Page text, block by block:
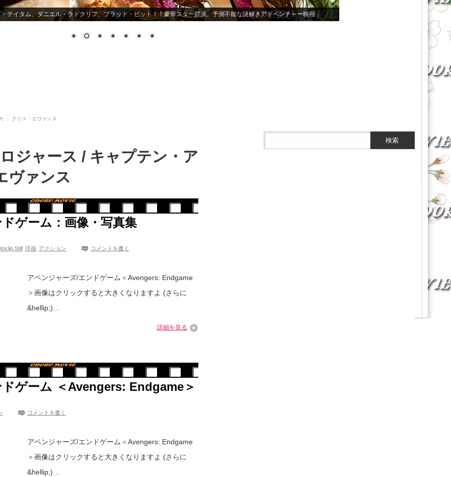
テイタム、ダニエル・ラドクリフ、ブラッド・ピット！！豪華スター競演。予測不能な謎解きアドベンチャー映画
： クリス・エヴァンス
ジャース / キャプテン・ア
ヴァンス
ゲーム：画像・写真集
Still 洋画 アクション コメントを書く
アベンジャーズ/エンドゲーム＜Avengers: Endgame
＞画像はクリックすると大きくなりますよ (さらに
&hellip;)…
詳細を見る
ゲーム ＜Avengers: Endgame＞
コメントを書く
アベンジャーズ/エンドゲーム＜Avengers: Endgame
＞画像はクリックすると大きくなりますよ (さらに
&hellip;)…